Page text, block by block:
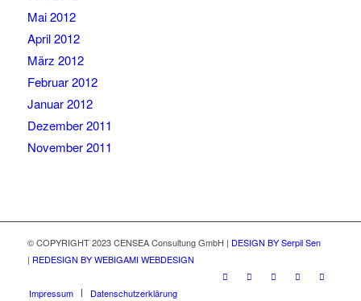
Mai 2012
April 2012
März 2012
Februar 2012
Januar 2012
Dezember 2011
November 2011
© COPYRIGHT 2023 CENSEA Consultung GmbH | DESIGN BY Serpil Sen
| REDESIGN BY WEBIGAMI WEBDESIGN
Impressum Datenschutzerklärung